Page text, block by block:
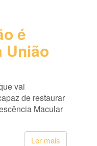
é
União
vai
de restaurar
Macular
Ler mais